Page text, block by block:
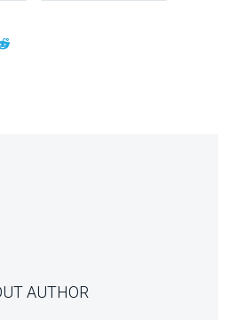
AUTHOR